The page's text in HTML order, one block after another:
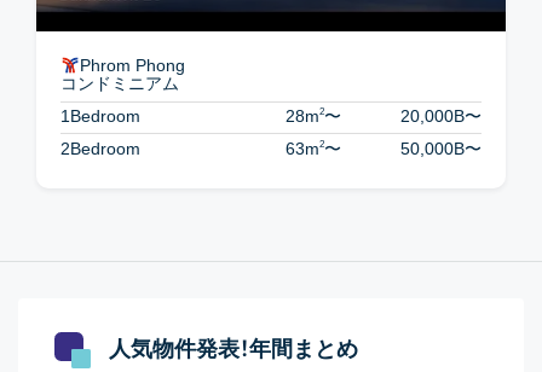
Phrom Phong
コンドミニアム
1Bedroom
28m2〜 20,000B〜
2Bedroom
63m2〜 50,000B〜
人気物件発表！年間まとめ